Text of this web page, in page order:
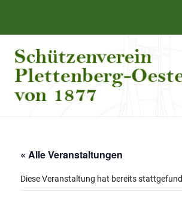
« Alle Veranstaltungen
Diese Veranstaltung hat bereits